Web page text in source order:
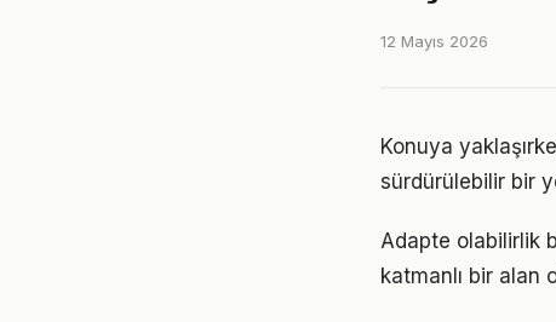
12 Mayıs 2026
Konuya
sürdürülebilir bir
Adapte olabilirlik
katmanlı bir alan